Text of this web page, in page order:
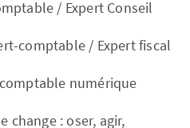
/ Expert Conseil
comptable / Expert fiscal
numérique
change : oser, agir,